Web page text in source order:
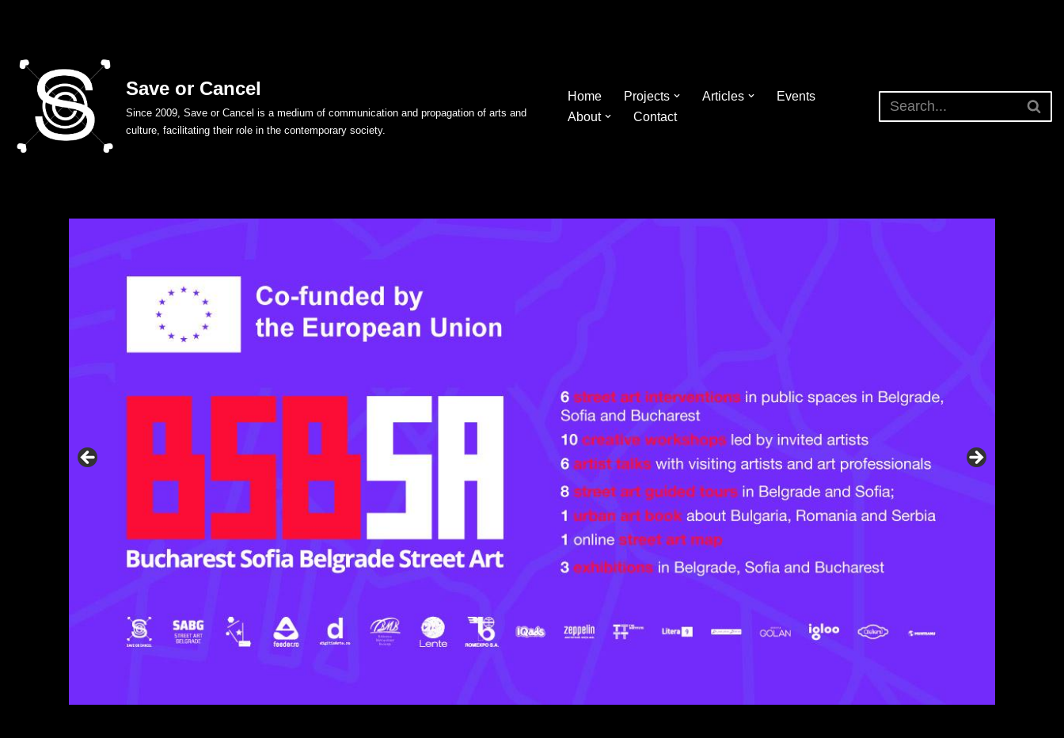
to
content
Save or Cancel
Since 2009, Save or Cancel is a medium of communication and propagation of arts and
culture, facilitating their role in the contemporary society.
Home Projects Articles
Events
About
Contact